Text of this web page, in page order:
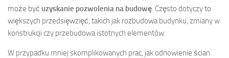
może być uzyskanie pozwolenia na budowę . Często dotyczy to
większych przedsięwzięć, takich jak rozbudowa budynku, zmiany w
konstrukcji czy przebudowa istotnych elementów.
W przypadku mniej skomplikowanych prac, jak odnowienie ścian